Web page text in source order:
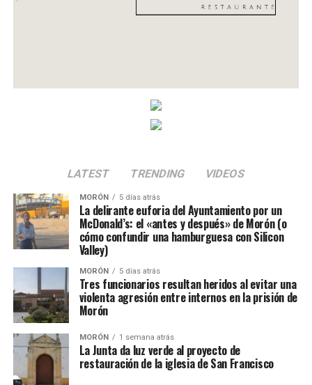
LATEST TRENDING VIDEOS
MORÓN 5 días atrás
La delirante euforia del Ayuntamiento por un
McDonald’s: el «antes y después» de Morón (o
cómo confundir una hamburguesa con Silicon
Valley)
MORÓN 5 días atrás
Tres funcionarios resultan heridos al evitar una
violenta agresión entre internos en la prisión de
Morón
MORÓN 1 semana atrás
La Junta da luz verde al proyecto de
restauración de la iglesia de San Francisco